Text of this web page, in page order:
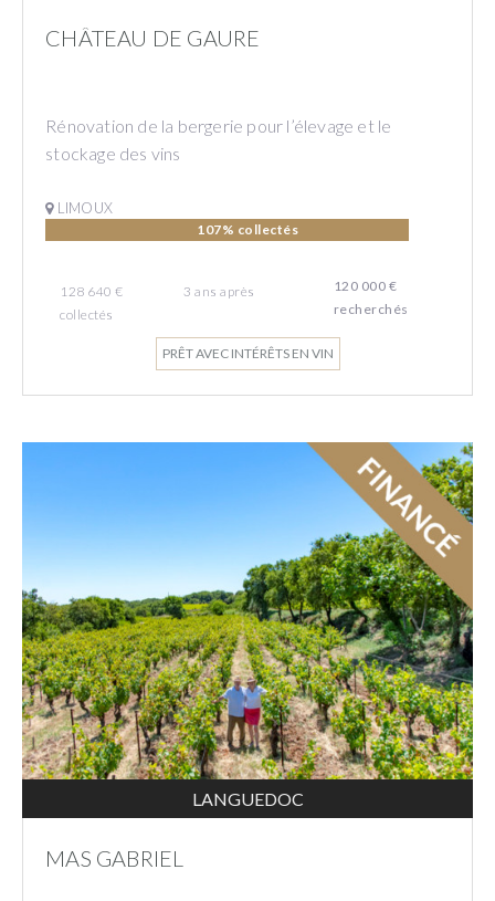
CHÂTEAU DE GAURE
Rénovation de la bergerie pour l’élevage et le
stockage des vins
LIMOUX
107% collectés
128 640 €
collectés
3 ans après
120 000 €
recherchés
PRÊT AVEC INTÉRÊTS EN VIN
LANGUEDOC
MAS GABRIEL